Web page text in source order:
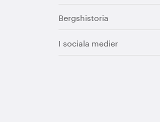
Bergshistoria
I sociala medier